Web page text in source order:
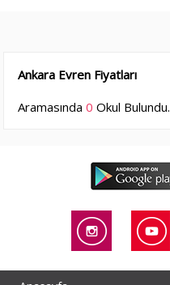
Ankara Evren Fiyatları
Aramasında0 Okul Bulundu.